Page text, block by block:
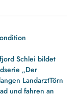
Schlei bildet
„Der
LandarztTörn
und fahren an